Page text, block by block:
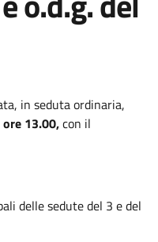
in seduta ordinaria,
ore 13.00,con il
delle sedute del 3 e del